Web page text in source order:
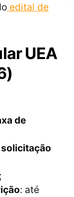
edital de
UEA
de
: até